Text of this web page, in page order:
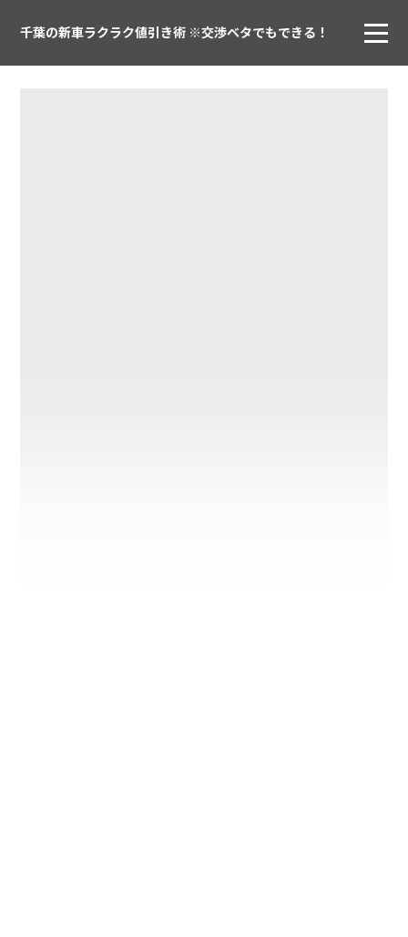
千葉の新車ラクラク値引き術 ※交渉ベタでもできる！